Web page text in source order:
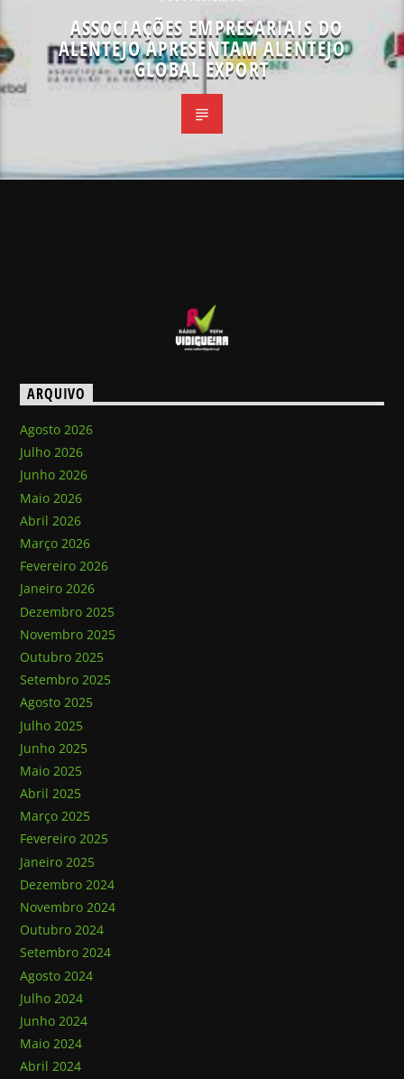
ASSOCIAÇÕES EMPRESARIAIS DO
ALENTEJO APRESENTAM ALENTEJO
GLOBAL EXPORT
ARQUIVO
Agosto 2026
Julho 2026
Junho 2026
Maio 2026
Abril 2026
Março 2026
Fevereiro 2026
Janeiro 2026
Dezembro 2025
Novembro 2025
Outubro 2025
Setembro 2025
Agosto 2025
Julho 2025
Junho 2025
Maio 2025
Abril 2025
Março 2025
Fevereiro 2025
Janeiro 2025
Dezembro 2024
Novembro 2024
Outubro 2024
Setembro 2024
Agosto 2024
Julho 2024
Junho 2024
Maio 2024
Abril 2024